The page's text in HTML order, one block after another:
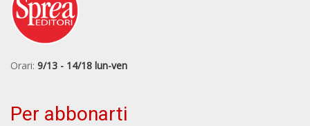
Orari: 9/13 - 14/18 lun-ven
Per abbonarti